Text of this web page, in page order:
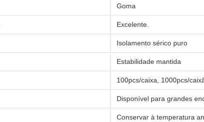
Goma
Excelente.
Isolamento sérico puro
Estabilidade mantida
100pcs/caixa, 1000pcs/
Disponível para grandes
Conservar à temperatura